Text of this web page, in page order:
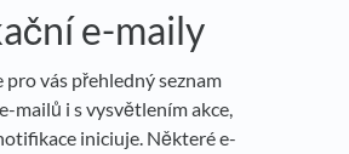
e-maily
pro vás přehledný seznam
mailů i s vysvětlením akce,
iniciuje. Některé e-